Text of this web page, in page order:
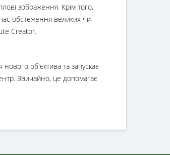
зображення. Крім того,
обстеження великих чи
Creator.
об'єктива та запускає
Звичайно, це допомагає